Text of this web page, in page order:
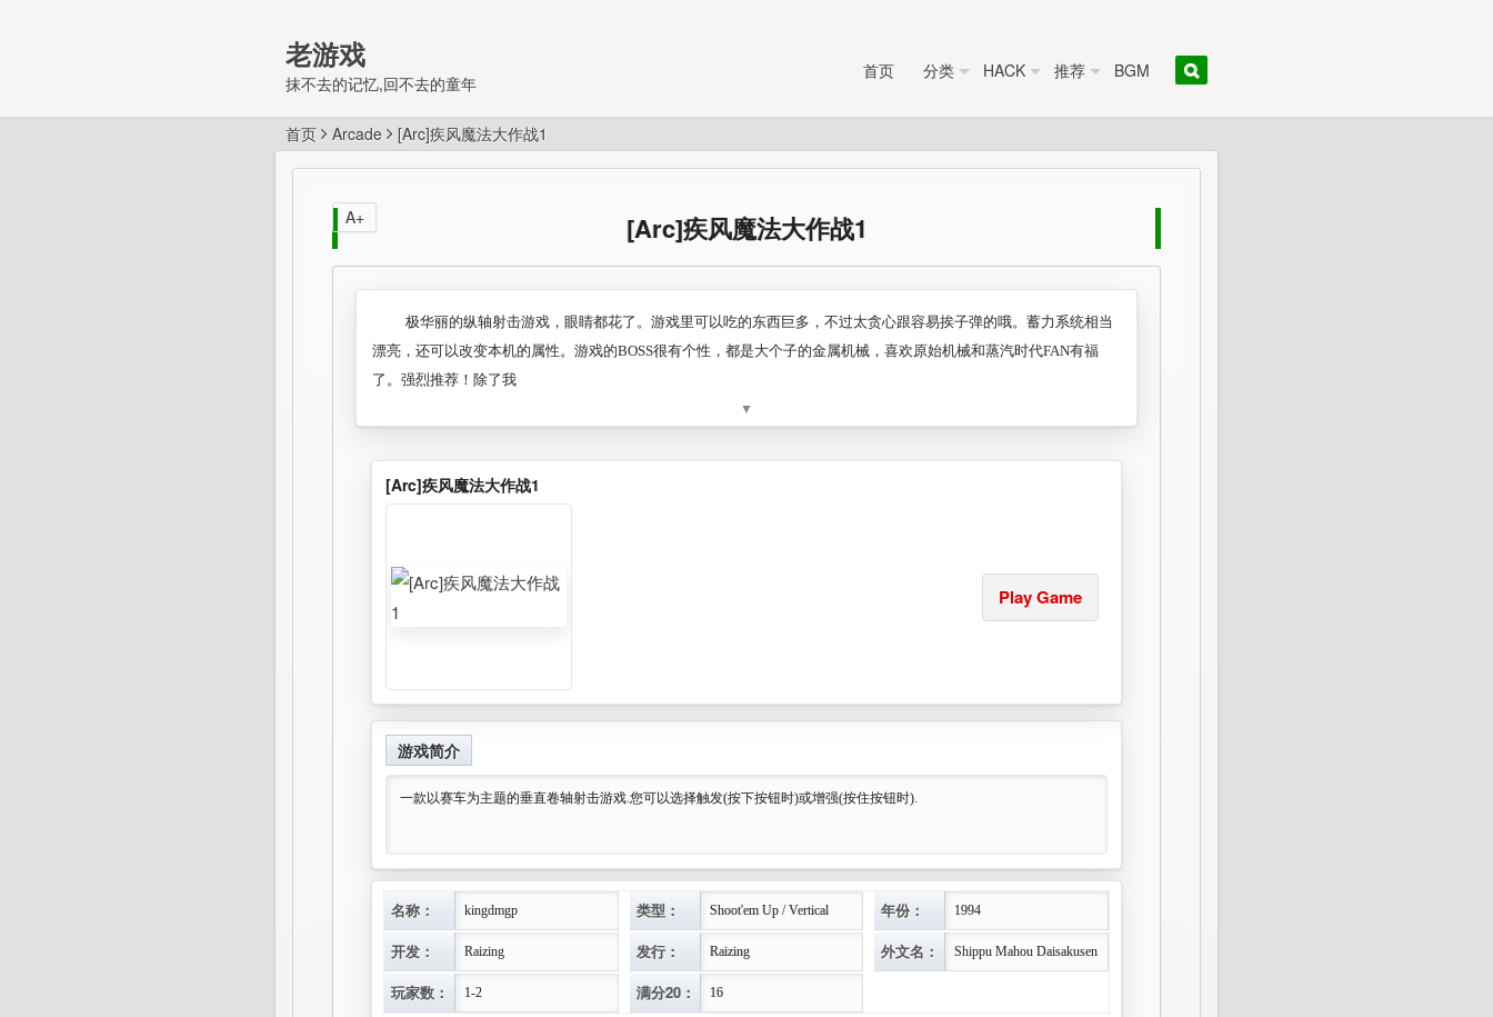
老游戏
抹不去的记忆,回不去的童年
首页 分类 HACK 推荐 BGM
首页 Arcade [Arc]疾风魔法大作战1
[Arc]疾风魔法大作战1
极华丽的纵轴射击游戏，眼睛都花了。游戏里可以吃的东西巨多，不过太贪心跟容易挨子弹的哦。蓄力系统相当
漂亮，还可以改变本机的属性。游戏的BOSS很有个性，都是大个子的金属机械，喜欢原始机械和蒸汽时代FAN有福
了。强烈推荐！除了我
▼
[Arc]疾风魔法大作战1
Play Game
游戏简介
一款以赛车为主题的垂直卷轴射击游戏.您可以选择触发(按下按钮时)或增强(按住按钮时).
名称： kingdmgp 类型： Shoot'em Up / Vertical 年份： 1994
开发： Raizing 发行： Raizing 外文名： Shippu Mahou Daisakusen
玩家数： 1-2 满分20： 16
A+